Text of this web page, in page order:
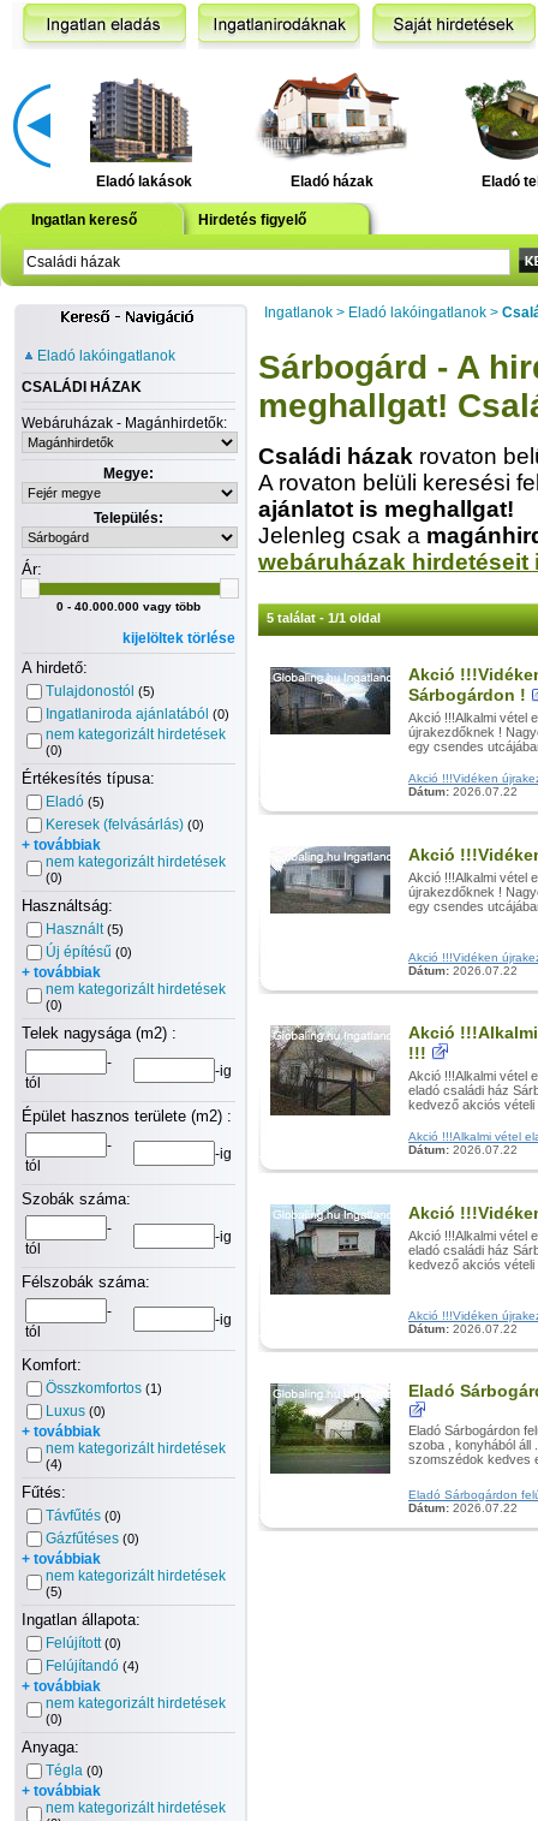
Eladó lakások Eladó házak Eladó
Ingatlan kereső Hirdetés figyelő
Eladó lakóingatlanok
CSALÁDI HÁZAK
Webáruházak - Magánhirdetők:
Megye:
Település:
Ár:
0 - 40.000.000 vagy több
kijelöltek törlése
A hirdető:
Tulajdonostól (5)
Ingatlaniroda ajánlatából (0)
nem kategorizált hirdetések
(0)
Értékesítés típusa:
Eladó (5)
Keresek (felvásárlás) (0)
+ továbbiak
nem kategorizált hirdetések
(0)
Használtság:
Használt (5)
Új építésű (0)
+ továbbiak
nem kategorizált hirdetések
(0)
Telek nagysága (m2) :
-
tól
-ig
Épület hasznos területe (m2) :
-
tól
-ig
Szobák száma:
-
tól
-ig
Félszobák száma:
-
tól
-ig
Komfort:
Összkomfortos (1)
Luxus (0)
+ továbbiak
nem kategorizált hirdetések
(4)
Fűtés:
Távfűtés (0)
Gázfűtéses (0)
+ továbbiak
nem kategorizált hirdetések
(5)
Ingatlan állapota:
Felújított (0)
Felújítandó (4)
+ továbbiak
nem kategorizált hirdetések
(0)
Anyaga:
Tégla (0)
+ továbbiak
nem kategorizált hirdetések
Ingatlanok > Eladó lakóingatlanok >
Sárbogárd - A
meghallgat!
Családi házak rovaton
A rovaton belüli keresési
ajánlatot is meghallgat!
Jelenleg csak a
webáruházak hirdetéseit
5 találat - 1/1 oldal
Akció
Sárbogárdon !
Akció !!!Alkalmi vétel
újrakezdőknek !
egy csendes
Akció !!!Vidéken
Dátum: 2026.07.22
Akció
Akció !!!Alkalmi vétel
újrakezdőknek !
egy csendes
Akció !!!Vidéken
Dátum: 2026.07.22
Akció
!!!
Akció !!!Alkalmi vétel
eladó családi ház
kedvező akciós vételi
Akció !!!Alkalmi vétel
Dátum: 2026.07.22
Akció
Akció !!!Alkalmi vétel
eladó családi ház
kedvező akciós vételi
Akció !!!Vidéken
Dátum: 2026.07.22
Eladó
Eladó Sárbogárdon
szoba , konyhából áll
szomszédok kedves
Eladó Sárbogárdon
Dátum: 2026.07.22